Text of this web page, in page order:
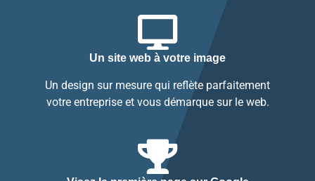
Un site web à votre image
Un design sur mesure qui reflète parfaitement
votre entreprise et vous démarque sur le web.